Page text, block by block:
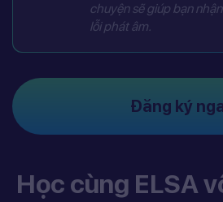
chuyện sẽ giúp bạn
lỗi phát âm.
Đăng ký
Học cùng ELSA